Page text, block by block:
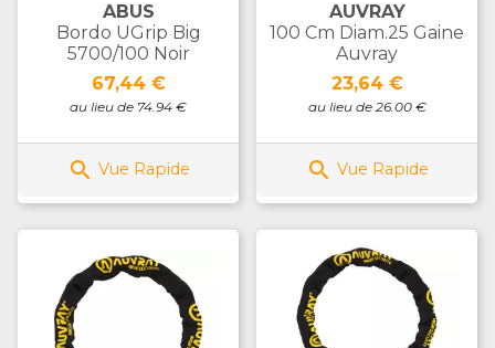
ABUS
Bordo UGrip Big
5700/100 Noir
Prix
67,44 €
au lieu de 74.94 €
 Vue Rapide
AUVRAY
100 Cm Diam.25 Gaine
Auvray
Prix
23,64 €
au lieu de 26.00 €
 Vue Rapide